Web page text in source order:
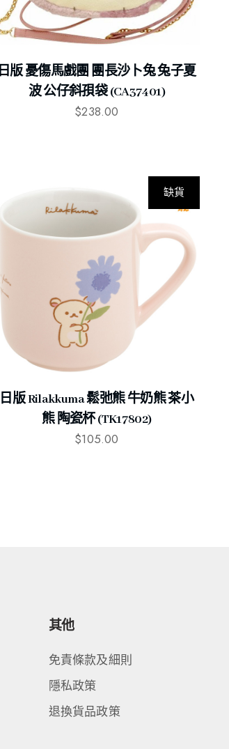
日版 憂傷馬戲團 團長沙卜兔 兔子夏
波 公仔斜孭袋 (CA37401)
$238.00
缺貨
日版 Rilakkuma 鬆弛熊 牛奶熊 茶小
熊 陶瓷杯 (TK17802)
$105.00
其他
免責條款及細則
隱私政策
退換貨品政策